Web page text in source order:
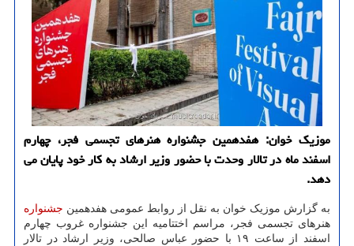
موزیک خوان: هفدهمین جشنواره هنرهای تجسمی فجر، چهارم
اسفند ماه در تالار وحدت با حضور وزیر ارشاد به کار خود پایان می
دهد.
به گزارش موزیک خوان به نقل از روابط عمومی هفدهمین جشنواره
هنرهای تجسمی فجر، مراسم اختتامیه این جشنواره غروب چهارم
اسفند از ساعت ۱۹ با حضور عباس صالحی، وزیر ارشاد در تالار